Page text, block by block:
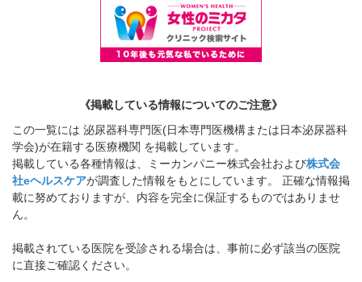
《掲載している情報についてのご注意》
この一覧には 泌尿器科専門医(日本専門医機構または日本泌尿器科
学会)が在籍する医療機関 を掲載しています。
掲載している各種情報は、ミーカンパニー株式会社および株式会
社eヘルスケアが調査した情報をもとにしています。 正確な情報掲
載に努めておりますが、内容を完全に保証するものではありませ
ん。
掲載されている医院を受診される場合は、事前に必ず該当の医院
に直接ご確認ください。